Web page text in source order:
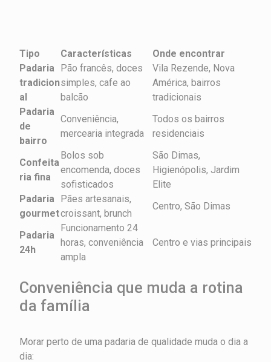
Tipo Características
Onde encontrar
Padaria
tradicion
al
Pão francês, doces
simples, cafe ao
balcão
Vila Rezende, Nova
América, bairros
tradicionais
Padaria
de
bairro
Conveniência,
mercearia integrada
Todos os bairros
residenciais
Confeita
ria fina
Bolos sob
encomenda, doces
sofisticados
São Dimas,
Higienópolis, Jardim
Elite
Padaria
gourmet
Pães artesanais,
croissant, brunch
Centro, São Dimas
Padaria
24h
Funcionamento 24
horas, conveniência
ampla
Centro e vias principais
Conveniência que muda a rotina
da família
Morar perto de uma padaria de qualidade muda o dia a
dia: